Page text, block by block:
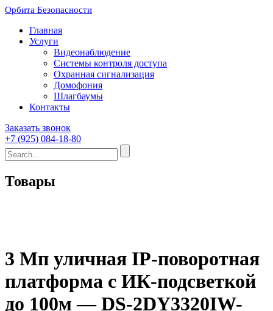
Орбита Безопасности
Главная
Услуги
Видеонаблюдение
Системы контроля доступа
Охранная сигнализация
Домофония
Шлагбаумы
Контакты
Заказать звонок
+7 (925) 084-18-80
Товары
3 Мп уличная IP-поворотная
платформа с ИК-подсветкой
до 100м — DS-2DY3320IW-